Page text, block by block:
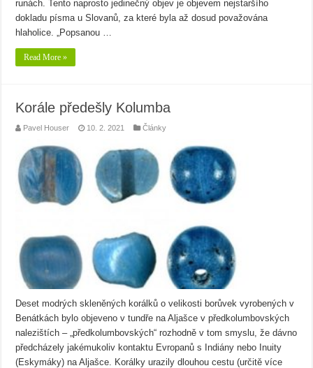
runách. Tento naprosto jedinečný objev je objevem nejstaršího
dokladu písma u Slovanů, za které byla až dosud považována
hlaholice. „Popsanou …
Read More »
Korále předešly Kolumba
Pavel Houser 10. 2. 2021 Články
Deset modrých skleněných korálků o velikosti borůvek vyrobených v
Benátkách bylo objeveno v tundře na Aljašce v předkolumbovských
nalezištích – „předkolumbovských“ rozhodně v tom smyslu, že dávno
předcházely jakémukoliv kontaktu Evropanů s Indiány nebo Inuity
(Eskymáky) na Aljašce. Korálky urazily dlouhou cestu (určitě více